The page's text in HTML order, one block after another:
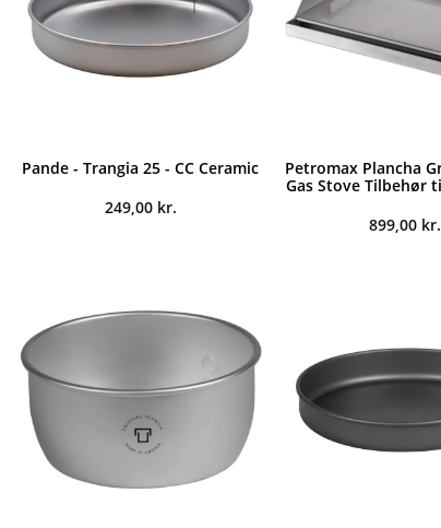
Pande - Trangia 25 - CC Ceramic
249,00 kr.
Petromax Plancha
Gas Stove Tilbehør
899,00 kr.